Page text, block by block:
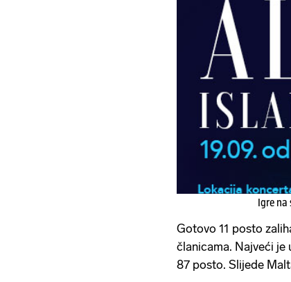
Igre
Gotovo 11 posto
članicama. Najveći je
87 posto. Slijede